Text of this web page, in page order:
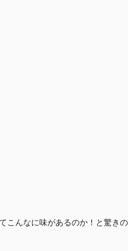
こんなに味があるのか！と驚き